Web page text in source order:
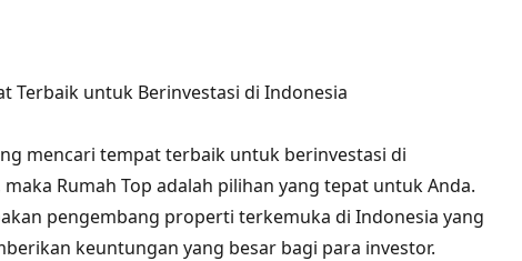
Terbaik untuk Berinvestasi di Indonesia
mencari tempat terbaik untuk berinvestasi di
maka Rumah Top adalah pilihan yang tepat untuk Anda.
pengembang properti terkemuka di Indonesia yang
keuntungan yang besar bagi para investor.